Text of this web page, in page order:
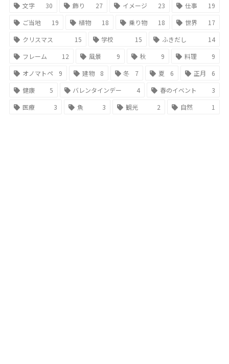
文字
30 飾り 27 イメージ 23 仕事
19
ご当地
19 植物 18 乗り物 18 世界
17
クリスマス
15 学校 15 ふきだし
14
フレーム
12 風景 9 秋 9 料理
9
オノマトペ
9 建物 8 冬 7 夏 6 正月
6
健康
5 バレンタインデー 4 春のイベント
3
医療
3 魚 3 観光 2 自然 1